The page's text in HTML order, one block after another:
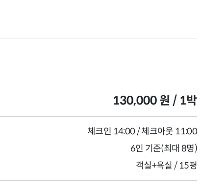
130,000 원 / 1박
체크인 14:00 / 체크아웃 11:00
6인 기준(최대 8명)
객실+욕실 / 15평